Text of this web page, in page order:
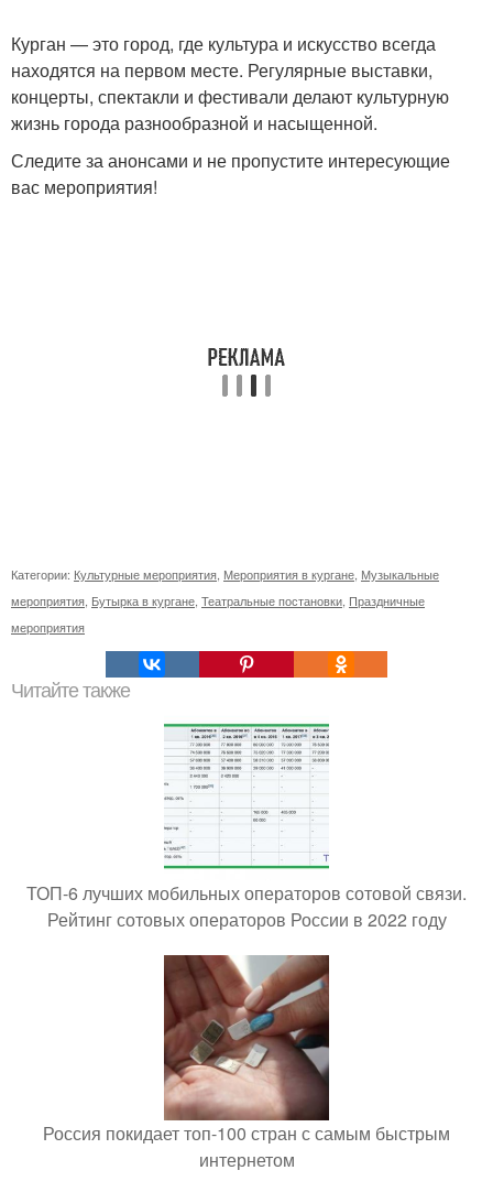
Курган — это город, где культура и искусство всегда
находятся на первом месте. Регулярные выставки,
концерты, спектакли и фестивали делают культурную
жизнь города разнообразной и насыщенной.
Следите за анонсами и не пропустите интересующие
вас мероприятия!
Категории: Культурные мероприятия Мероприятия в кургане Музыкальные
мероприятия Бутырка в кургане Театральные постановки Праздничные
мероприятия
Читайте также
ТОП-6 лучших мобильных операторов сотовой связи.
Рейтинг сотовых операторов России в 2022 году
Россия покидает топ-100 стран с самым быстрым
интернетом